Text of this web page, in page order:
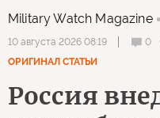
Military Watch Magazine
10 августа 2026 08:19 0
ОРИГИНАЛ СТАТЬИ
Россия